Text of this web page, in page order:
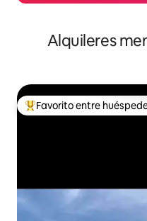
Alquileres
Favorito entre huéspedes
Favorito entre